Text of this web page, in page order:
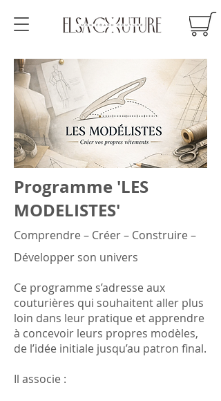
Programme 'LES
MODELISTES'
Comprendre – Créer – Construire –
Développer son univers
Ce programme s’adresse aux
couturières qui souhaitent aller plus
loin dans leur pratique et apprendre
à concevoir leurs propres modèles,
de l’idée initiale jusqu’au patron final.
Il associe :